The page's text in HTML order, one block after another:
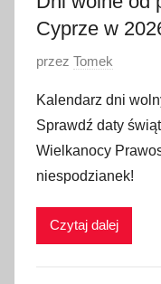
Cyprze w
O
u
b
l
i
w
przez Tomek
Kalendarz dni
Sprawdź daty
Wielkanocy
niespodzianek!
Czytaj dalej